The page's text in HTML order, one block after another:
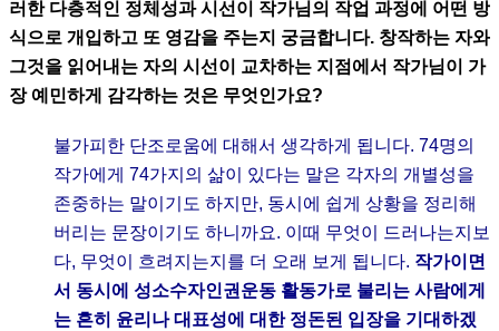
러한 다층적인 정체성과 시선이 작가님의 작업 과정에 어떤 방
식으로 개입하고 또 영감을 주는지 궁금합니다. 창작하는 자와
그것을 읽어내는 자의 시선이 교차하는 지점에서 작가님이 가
장 예민하게 감각하는 것은 무엇인가요?
불가피한 단조로움에 대해서 생각하게 됩니다. 74명의
작가에게 74가지의 삶이 있다는 말은 각자의 개별성을
존중하는 말이기도 하지만, 동시에 쉽게 상황을 정리해
버리는 문장이기도 하니까요. 이때 무엇이 드러나는지보
다, 무엇이 흐려지는지를 더 오래 보게 됩니다. 작가이면
서 동시에 성소수자인권운동 활동가로 불리는 사람에게
는 흔히 윤리나 대표성에 대한 정돈된 입장을 기대하겠